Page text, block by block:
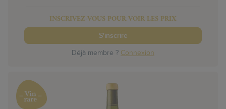
INSCRIVEZ-VOUS POUR VOIR LES PRIX
S'inscrire
Déjà membre ? Connexion